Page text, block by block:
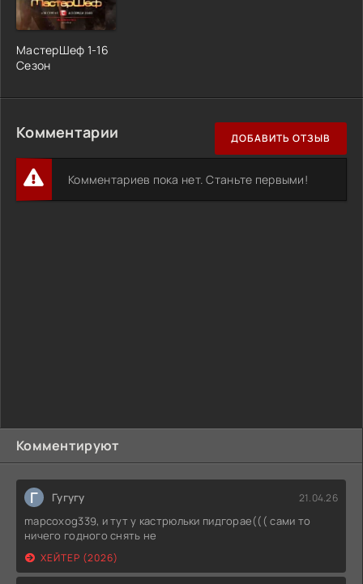
Комментируют
Г Гугугу 21.04.26
mapcoxog339, и тут у кастрюльки пидгорае((( сами то
ничего годного снять не
ХЕЙТЕР (2026)
МастерШеф 1-16
Сезон
Комментарии ДОБАВИТЬ ОТЗЫВ
Комментариев пока нет. Станьте первыми!